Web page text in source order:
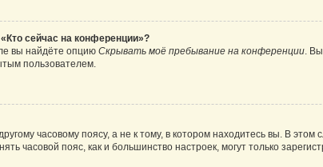
сейчас на конференции»?
вы найдёте опцию Скрывать моё пребывание на конференции.
пользователем.
часовому поясу, а не к тому, в котором находитесь вы. В этом
часовой пояс, как и большинство настроек, могут только